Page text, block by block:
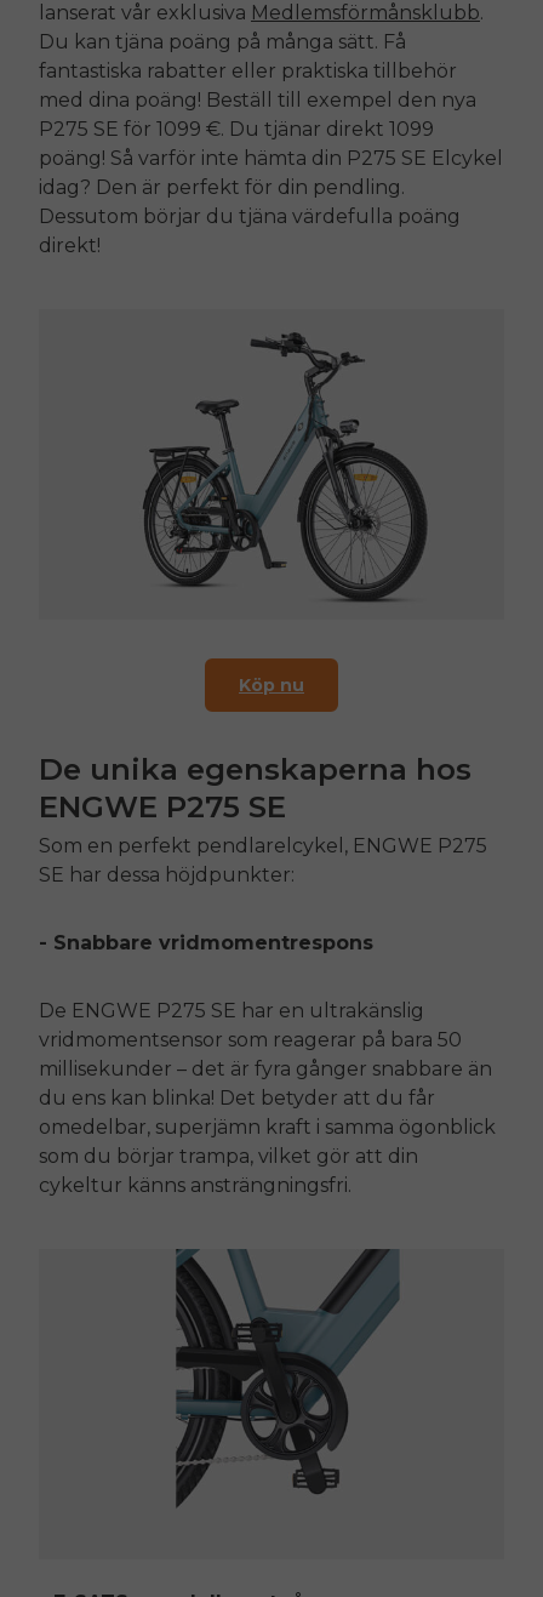
lanserat vår exklusiva Medlemsförmånsklubb.
Du kan tjäna poäng på många sätt. Få
fantastiska rabatter eller praktiska tillbehör
med dina poäng! Beställ till exempel den nya
P275 SE för 1099 €. Du tjänar direkt 1099
poäng! Så varför inte hämta din P275 SE Elcykel
idag? Den är perfekt för din pendling.
Dessutom börjar du tjäna värdefulla poäng
direkt!
Köp nu
De unika egenskaperna hos
ENGWE P275 SE
Som en perfekt pendlarelcykel, ENGWE P275
SE har dessa höjdpunkter:
- Snabbare vridmomentrespons
De ENGWE P275 SE har en ultrakänslig
vridmomentsensor som reagerar på bara 50
millisekunder – det är fyra gånger snabbare än
du ens kan blinka! Det betyder att du får
omedelbar, superjämn kraft i samma ögonblick
som du börjar trampa, vilket gör att din
cykeltur känns ansträngningsfri.